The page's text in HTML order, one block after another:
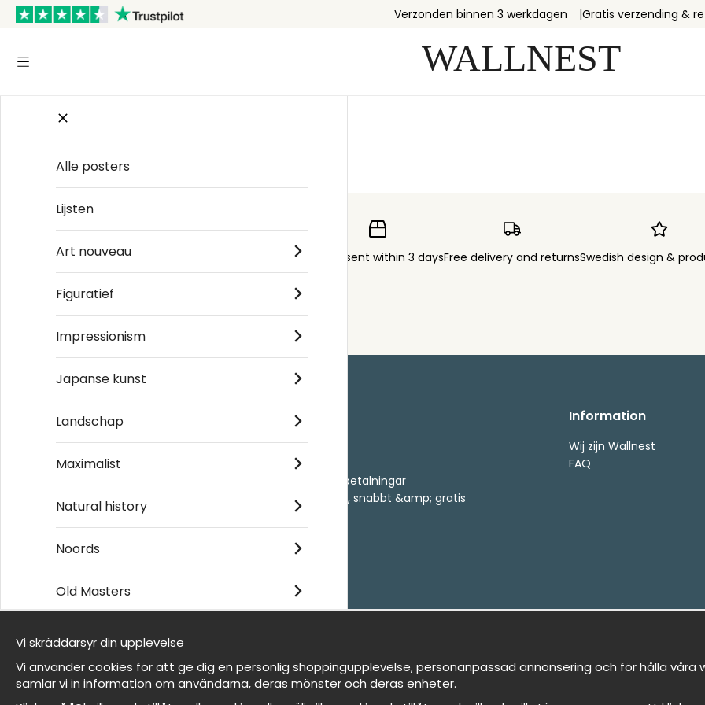
Verzonden binnen 3 werkdagen Gratis verzending &
Order sent within 3 daysFree delivery and returnsSwedish design &
Kontakta oss
- Returer och återbetalningar
- Leverans - enkelt, snabbt &amp; gratis
Om cookies
Mina favoriter
Information
Wij zijn Wallnest
FAQ
Et harum quidem rerum facilis est et expedita
Alle posters
Lijsten
Art nouveau
Figuratief
Impressionism
Japanse kunst
Landschap
Maximalist
Natural history
Noords
Old Masters
Wij zijn Wallnest
FAQ
Vi skräddarsyr din upplevelse
Vi använder cookies för att ge dig en personlig shoppingupplevelse, personanpassad annonsering och för hålla
samlar vi in information om användarna, deras mönster och deras enheter.